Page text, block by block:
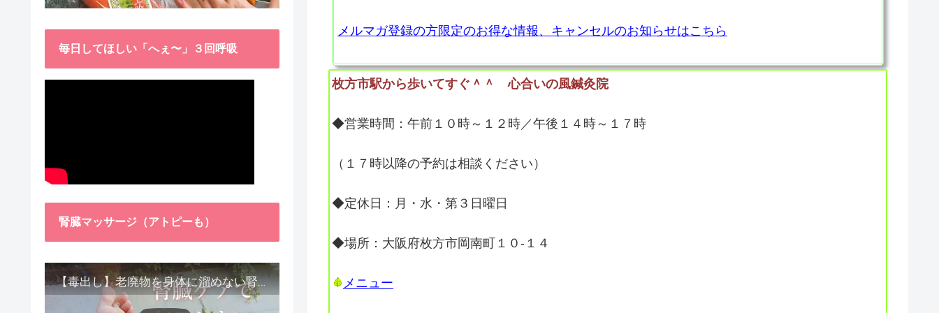
メルマガ登録の方限定のお得な情報、キャンセルのお知らせはこちら
枚方市駅から歩いてすぐ＾＾ 心合いの風鍼灸院
◆営業時間：午前１０時～１２時／午後１４時～１７時
（１７時以降の予約は相談ください）
◆定休日：月・水・第３日曜日
◆場所：大阪府枚方市岡南町１０-１４
メニュー
毎日してほしい「へぇ〜」３回呼吸
腎臓マッサージ（アトピーも）
【毒出し】老廃物を身体に溜めない腎臓ケア４種をご紹介します。